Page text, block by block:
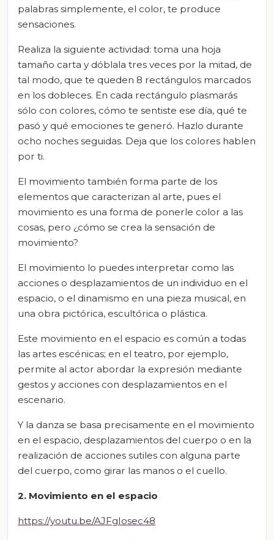
palabras simplemente, el color, te produce
sensaciones.
Realiza la siguiente actividad: toma una hoja
tamaño carta y dóblala tres veces por la mitad, de
tal modo, que te queden 8 rectángulos marcados
en los dobleces. En cada rectángulo plasmarás
sólo con colores, cómo te sentiste ese día, qué te
pasó y qué emociones te generó. Hazlo durante
ocho noches seguidas. Deja que los colores hablen
por ti.
El movimiento también forma parte de los
elementos que caracterizan al arte, pues el
movimiento es una forma de ponerle color a las
cosas, pero ¿cómo se crea la sensación de
movimiento?
El movimiento lo puedes interpretar como las
acciones o desplazamientos de un individuo en el
espacio, o el dinamismo en una pieza musical, en
una obra pictórica, escultórica o plástica.
Este movimiento en el espacio es común a todas
las artes escénicas; en el teatro, por ejemplo,
permite al actor abordar la expresión mediante
gestos y acciones con desplazamientos en el
escenario.
Y la danza se basa precisamente en el movimiento
en el espacio, desplazamientos del cuerpo o en la
realización de acciones sutiles con alguna parte
del cuerpo, como girar las manos o el cuello.
2. Movimiento en el espacio
https://youtu.be/AJFgIosec48